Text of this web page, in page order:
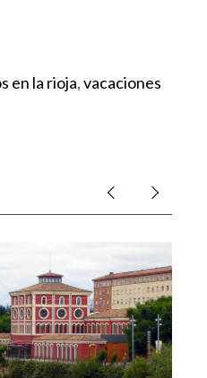
en la rioja,vacaciones